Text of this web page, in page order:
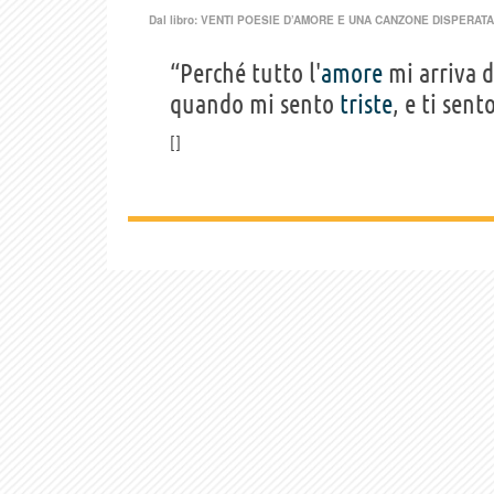
Dal libro: VENTI POESIE D’AMORE E UNA CANZONE DISPERATA
“Perché tutto l'amore mi arriva
quando mi sento triste, e ti